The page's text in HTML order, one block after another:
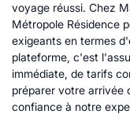
voyage réussi. Chez
Métropole Résidence
exigeants en termes
plateforme, c'est
immédiate, de tarifs
préparer votre arrivée
confiance à notre